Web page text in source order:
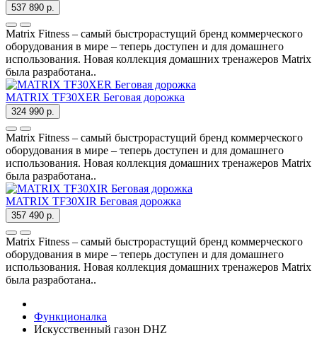
537 890 р.
Matrix Fitness – самый быстрорастущий бренд коммерческого
оборудования в мире – теперь доступен и для домашнего
использования. Новая коллекция домашних тренажеров Matrix
была разработана..
MATRIX TF30XER Беговая дорожка
324 990 р.
Matrix Fitness – самый быстрорастущий бренд коммерческого
оборудования в мире – теперь доступен и для домашнего
использования. Новая коллекция домашних тренажеров Matrix
была разработана..
MATRIX TF30XIR Беговая дорожка
357 490 р.
Matrix Fitness – самый быстрорастущий бренд коммерческого
оборудования в мире – теперь доступен и для домашнего
использования. Новая коллекция домашних тренажеров Matrix
была разработана..
Функционалка
Искусственный газон DHZ